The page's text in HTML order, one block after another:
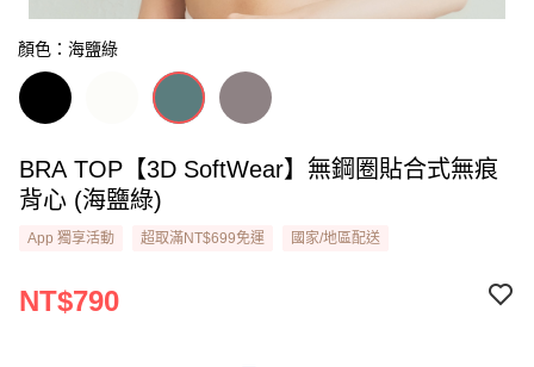
顏色：海鹽綠
BRA TOP【3D SoftWear】無鋼圈貼合式無痕
背心 ​(海鹽綠)
App 獨享活動 超取滿NT$699免運 國家/地區配送
NT$790